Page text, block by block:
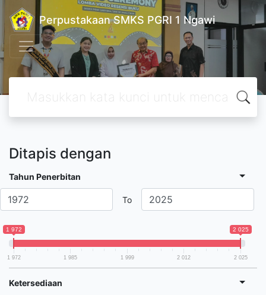
Perpustakaan SMKS PGRI 1 Ngawi
Ditapis dengan
Tahun Penerbitan
To
1 972 2 025
1 972 1 985 1 999 2 012 2 025
Ketersediaan